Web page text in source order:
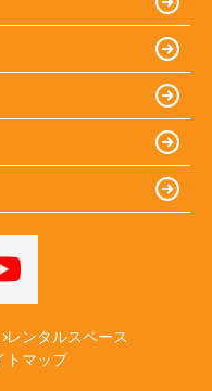
レンタルスペース
トマップ